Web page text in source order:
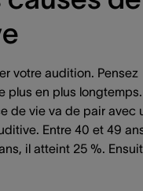
votre audition. Pensez
plus en plus longtemps.
de vie va de pair avec
Entre 40 et 49
il atteint 25 %.